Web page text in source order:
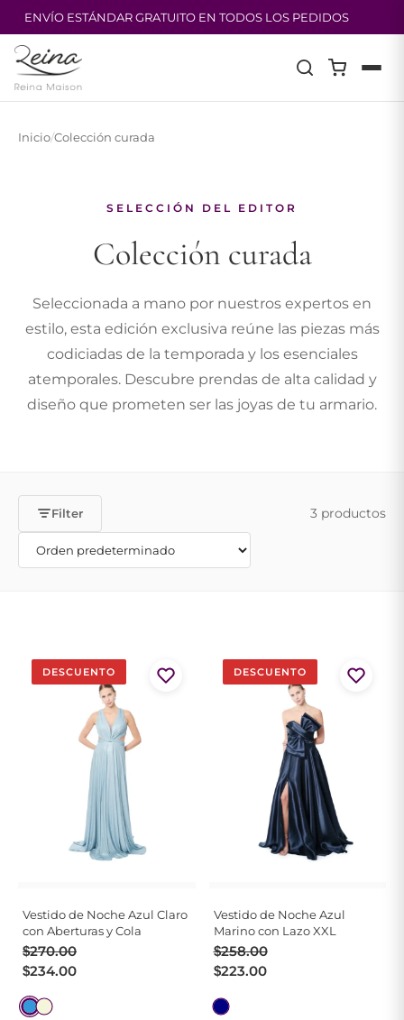
ENVÍO ESTÁNDAR GRATUITO EN TODOS LOS PEDIDOS
Saltar
contenido
Inicio/Colección curada
SELECCIÓN DEL EDITOR
Colección curada
Seleccionada a mano por nuestros expertos en
estilo, esta edición exclusiva reúne las piezas más
codiciadas de la temporada y los esenciales
atemporales. Descubre prendas de alta calidad y
diseño que prometen ser las joyas de tu armario.
Filter 3 productos
DESCUENTO
Vestido de Noche Azul Claro
con Aberturas y Cola
$270.00
El
precio
era:
$234.00
El
precio
es:
DESCUENTO
Vestido de Noche Azul
Marino con Lazo XXL
$258.00
El
precio
era:
$223.00
El
precio
es: